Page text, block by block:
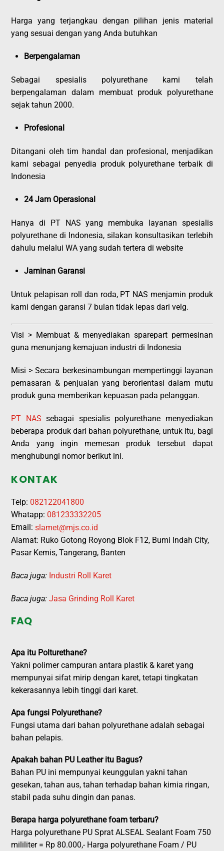
Harga yang terjangkau dengan pilihan jenis material
yang sesuai dengan yang Anda butuhkan
Berpengalaman
Sebagai spesialis polyurethane kami telah
berpengalaman dalam membuat produk polyurethane
sejak tahun 2000.
Profesional
Ditangani oleh tim handal dan profesional, menjadikan
kami sebagai penyedia produk polyurethane terbaik di
Indonesia
24 Jam Operasional
Hanya di PT NAS yang membuka layanan spesialis
polyurethane di Indonesia, silakan konsultasikan terlebih
dahulu melalui WA yang sudah tertera di website
Jaminan Garansi
Untuk pelapisan roll dan roda, PT NAS menjamin produk
kami dengan garansi 7 bulan tidak lepas dari velg.
Visi > Membuat & menyediakan sparepart permesinan
guna menunjang kemajuan industri di Indonesia
Misi >Secara berkesinambungan mempertinggi layanan
pemasaran & penjualan yang berorientasi dalam mutu
produk guna memberikan kepuasan pada pelanggan.
PT NAS sebagai spesialis polyurethane menyediakan
beberapa produk dari bahan polyurethane, untuk itu, bagi
Anda yang ingin memesan produk tersebut dapat
menghubungi nomor berikut ini.
KONTAK
Telp: 082122041800
Whatapp: 081233332205
Email:slamet@mjs.co.id
Alamat: Ruko Gotong Royong Blok F12, Bumi Indah City,
Pasar Kemis, Tangerang, Banten
Baca juga: Industri Roll Karet
Baca juga: Jasa Grinding Roll Karet
FAQ
Apa itu Polturethane?
Yakni polimer campuran antara plastik & karet yang
mempunyai sifat mirip dengan karet, tetapi tingkatan
kekerasannya lebih tinggi dari karet.
Apa fungsi Polyurethane?
Fungsi utama dari bahan polyurethane adalah sebagai
bahan pelapis.
Apakah bahan PU Leather itu Bagus?
Bahan PU ini mempunyai keunggulan yakni tahan
gesekan, tahan aus, tahan terhadap bahan kimia ringan,
stabil pada suhu dingin dan panas.
Berapa harga polyurethane foam terbaru?
Harga polyurethane PU Sprat ALSEAL Sealant Foam 750
mililiter = Rp 80.000,- Harga polyurethane Foam / PU